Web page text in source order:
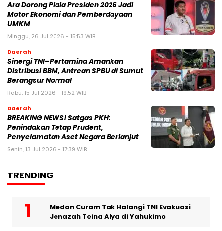
Ara Dorong Piala Presiden 2026 Jadi
Motor Ekonomi dan Pemberdayaan
UMKM
Minggu, 26 Jul 2026 - 15:53 WIB
Daerah
Sinergi TNI–Pertamina Amankan
Distribusi BBM, Antrean SPBU di Sumut
Berangsur Normal
Rabu, 15 Jul 2026 - 19:52 WIB
Daerah
BREAKING NEWS! Satgas PKH:
Penindakan Tetap Prudent,
Penyelamatan Aset Negara Berlanjut
Senin, 13 Jul 2026 - 17:39 WIB
TRENDING
Medan Curam Tak Halangi TNI Evakuasi
Jenazah Teina Alya di Yahukimo